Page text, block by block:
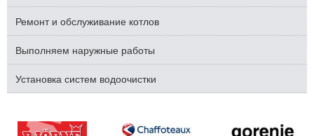
Ремонт и обслуживание котлов
Выполняем наружные работы
Установка систем водоочистки